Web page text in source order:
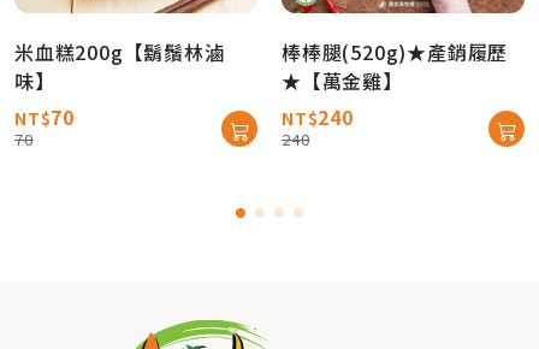
米血糕200g【鬍鬚林滷
味】
NT$70
70
棒棒腿(520g)★產銷履歷
★【萬金雞】
NT$240
240